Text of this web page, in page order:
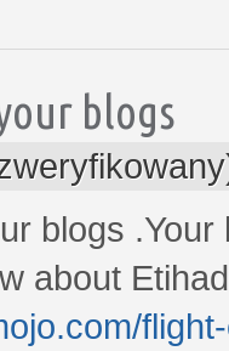
blogs
blogs
about